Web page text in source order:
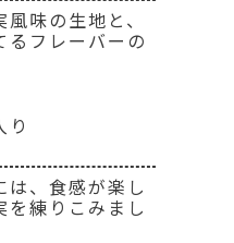
味の生地と、
るフレーバーの
り
は、食感が楽し
を練りこみまし